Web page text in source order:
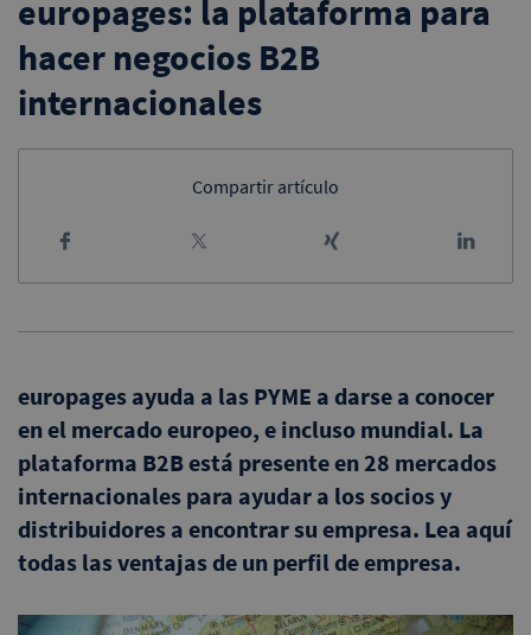
europages: la plataforma para
hacer negocios B2B
internacionales
Compartir artículo
europages ayuda a las PYME a darse a conocer
en el mercado europeo, e incluso mundial. La
plataforma B2B está presente en 28 mercados
internacionales para ayudar a los socios y
distribuidores a encontrar su empresa. Lea aquí
todas las ventajas de un perfil de empresa.